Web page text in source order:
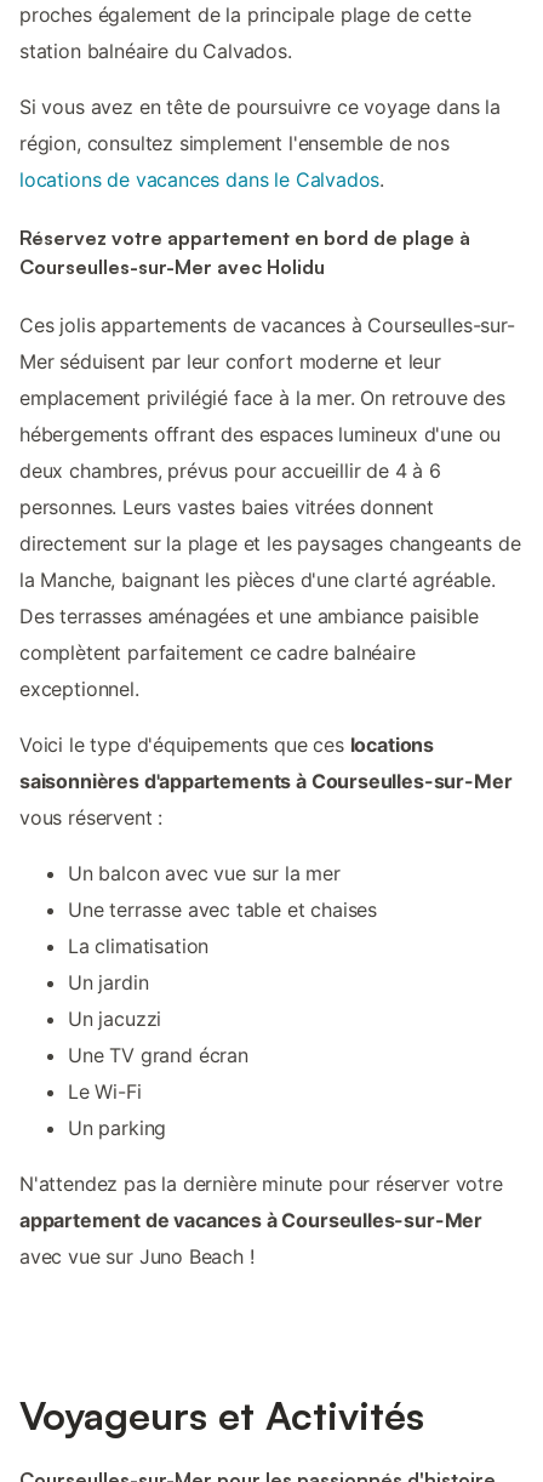
proches également de la principale plage de cette
station balnéaire du Calvados.
Si vous avez en tête de poursuivre ce voyage dans la
région, consultez simplement l'ensemble de nos
locations de vacances dans le Calvados.
Réservez votre appartement en bord de plage à
Courseulles-sur-Mer avec Holidu
Ces jolis appartements de vacances à Courseulles-sur-
Mer séduisent par leur confort moderne et leur
emplacement privilégié face à la mer. On retrouve des
hébergements offrant des espaces lumineux d'une ou
deux chambres, prévus pour accueillir de 4 à 6
personnes. Leurs vastes baies vitrées donnent
directement sur la plage et les paysages changeants de
la Manche, baignant les pièces d'une clarté agréable.
Des terrasses aménagées et une ambiance paisible
complètent parfaitement ce cadre balnéaire
exceptionnel.
Voici le type d'équipements que ces locations
saisonnières d'appartements à Courseulles-sur-Mer
vous réservent :
Un balcon avec vue sur la mer
Une terrasse avec table et chaises
La climatisation
Un jardin
Un jacuzzi
Une TV grand écran
Le Wi-Fi
Un parking
N'attendez pas la dernière minute pour réserver votre
appartement de vacances à Courseulles-sur-Mer
avec vue sur Juno Beach !
Voyageurs et Activités